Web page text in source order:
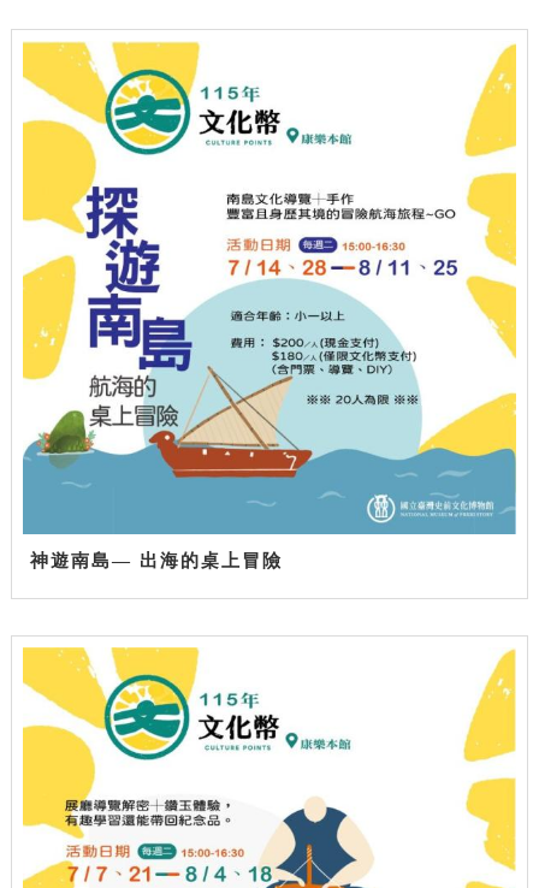
神遊南島— 出海的桌上冒險